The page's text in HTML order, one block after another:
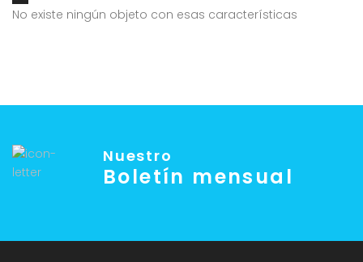
No existe ningún objeto con esas características
Nuestro
Boletín mensual